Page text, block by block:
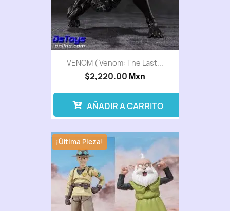
VENOM ( Venom: The Last...
$2,220.00 Mxn
AÑADIR A CARRITO
¡Última Pieza!